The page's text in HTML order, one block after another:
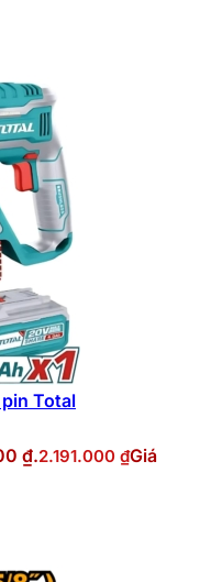
Total
₫.2.191.000 ₫Giá